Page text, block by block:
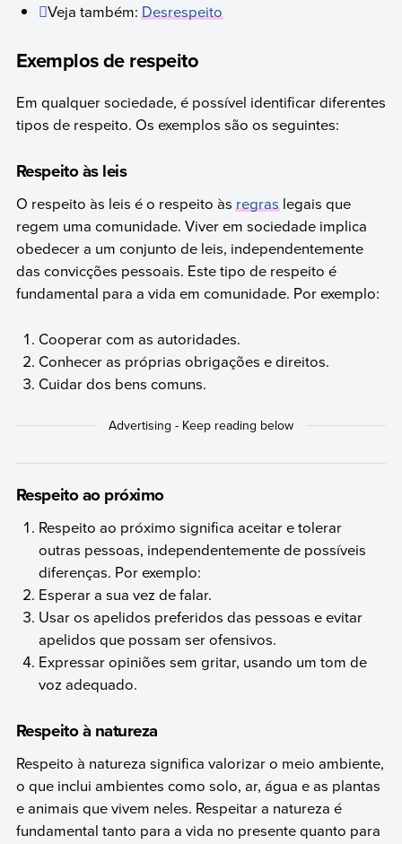
Veja também:Desrespeito
Exemplos de respeito
Em qualquer sociedade, é possível identificar diferentes
tipos de respeito. Os exemplos são os seguintes:
Respeito às leis
O respeito às leis é o respeito àsregraslegais que
regem uma comunidade. Viver em sociedade implica
obedecer a um conjunto de leis, independentemente
das convicções pessoais. Este tipo de respeito é
fundamental para a vida em comunidade. Por exemplo:
Cooperar com as autoridades.
Conhecer as próprias obrigações e direitos.
Cuidar dos bens comuns.
Respeito ao próximo
Respeito ao próximo significa aceitar e tolerar
outras pessoas, independentemente de possíveis
diferenças. Por exemplo:
Esperar a sua vez de falar.
Usar os apelidos preferidos das pessoas e evitar
apelidos que possam ser ofensivos.
Expressar opiniões sem gritar, usando um tom de
voz adequado.
Respeito à natureza
Respeito à natureza significa valorizar o meio ambiente,
o que inclui ambientes como solo, ar, água e as plantas
e animais que vivem neles. Respeitar a natureza é
fundamental tanto para a vida no presente quanto para